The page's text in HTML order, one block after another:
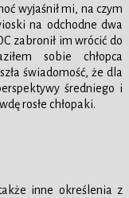
wyjaśnił mi, na czym
na odchodne dwa
zabronił im wrócić do
sobie chłopca
świadomość, że dla
średniego i
rosłe chłopaki.
inne określenia z